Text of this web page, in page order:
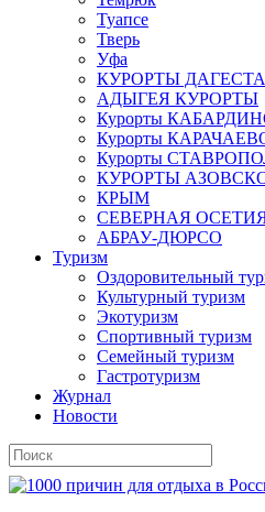
Туапсе
Тверь
Уфа
КУРОРТЫ
АДЫГЕЯ КУРОРТЫ
Курорты
Курорты
Курорты
КУРОРТЫ
КРЫМ
СЕВЕРНАЯ
АБРАУ-ДЮРСО
Туризм
Оздоровительный
Культурный туризм
Экотуризм
Спортивный туризм
Семейный туризм
Гастротуризм
Журнал
Новости